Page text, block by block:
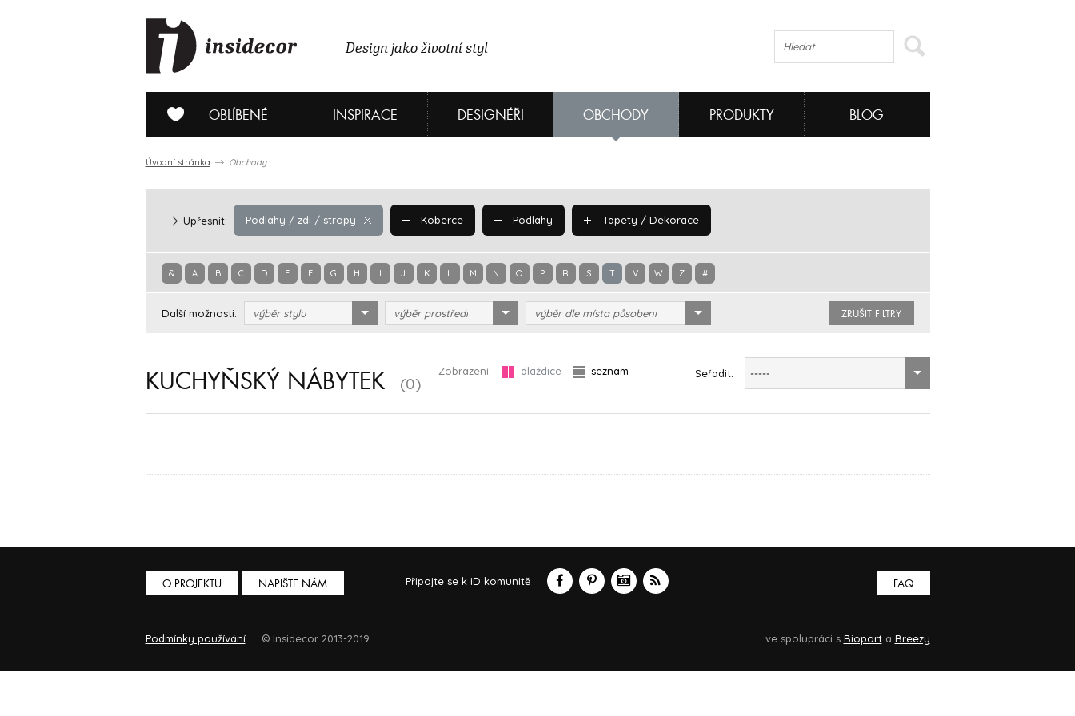
Design jako životní styl
OBLÍBENÉ INSPIRACE DESIGNÉŘI OBCHODY PRODUKTY BLOG
Úvodní stránka Obchody
Podlahy / zdi / stropy
Upřesnit: Koberce Podlahy Tapety / Dekorace
& A B C D E F G H I J K L M N O P R S T V W Z #
Další možnosti: výběr stylu výběr prostředí výběr dle místa působení ZRUŠIT FILTRY
KUCHYŇSKÝ NÁBYTEK (0)
Zobrazení: dlaždice seznam Seřadit: -----
O PROJEKTU NAPIŠTE NÁM Připojte se k iD komunitě FAQ
Podmínky používání © Insidecor 2013-2019. ve spolupráci s Bioporta Breezy